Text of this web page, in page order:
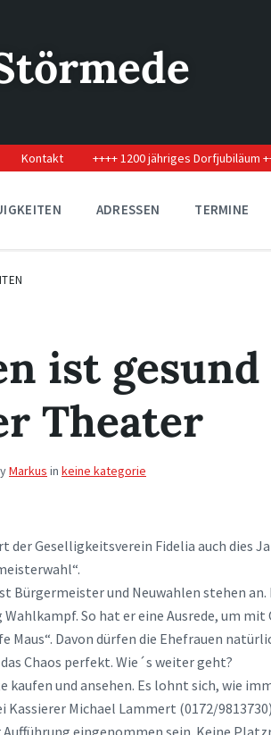
Kontakt ++++ 1200 jähriges Dorfjubiläum
ADRESSEN TERMINE
ist
Theater
Markus in keine kategorie
der Geselligkeitsverein Fidelia auch dies
Bürgermeister und Neuwahlen stehen
So hat er eine Ausrede, um mit
Maus“. Davon dürfen die Ehefrauen
Chaos perfekt. Wie´s weiter geht?
kaufen und ansehen. Es lohnt sich, wie
Kassierer Michael Lammert (0172/
Aufführung eingenommen sein. Keine